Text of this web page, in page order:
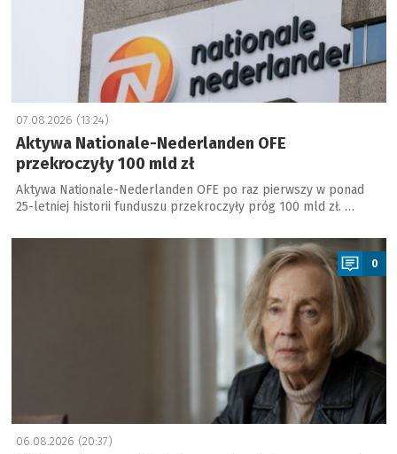
07.08.2026 (13:24)
Aktywa Nationale-Nederlanden OFE
przekroczyły 100 mld zł
Aktywa Nationale-Nederlanden OFE po raz pierwszy w ponad
25-letniej historii funduszu przekroczyły próg 100 mld zł. …
a
0
06.08.2026 (20:37)